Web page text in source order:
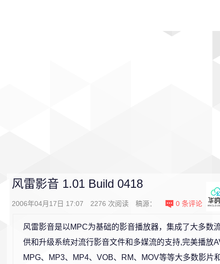
风雷影音 1.01 Build 0418
2006年04月17日 17:07 2276 次阅读 稿源： 0 条评论
风雷影音是以MPC为基础的影音播放器，集成了大多数
供和升级系统对流行影音文件和多媒流的支持,完美播放
MPG、MP3、MP4、VOB、RM、MOV等等大多数影片